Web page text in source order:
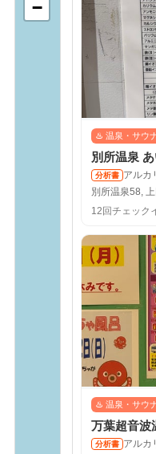
−
♨️ 温泉・サウ
別所温泉
分析書 アルカ
別所温泉58,
12回チェック
♨️ 温泉・サウ
万葉超音波
分析書 アルカ